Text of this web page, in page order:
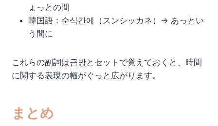
ょっとの間
韓国語：순식간에（スンシッカネ）→ あっとい
う間に
これらの副詞は금방とセットで覚えておくと、時間
に関する表現の幅がぐっと広がります。
まとめ